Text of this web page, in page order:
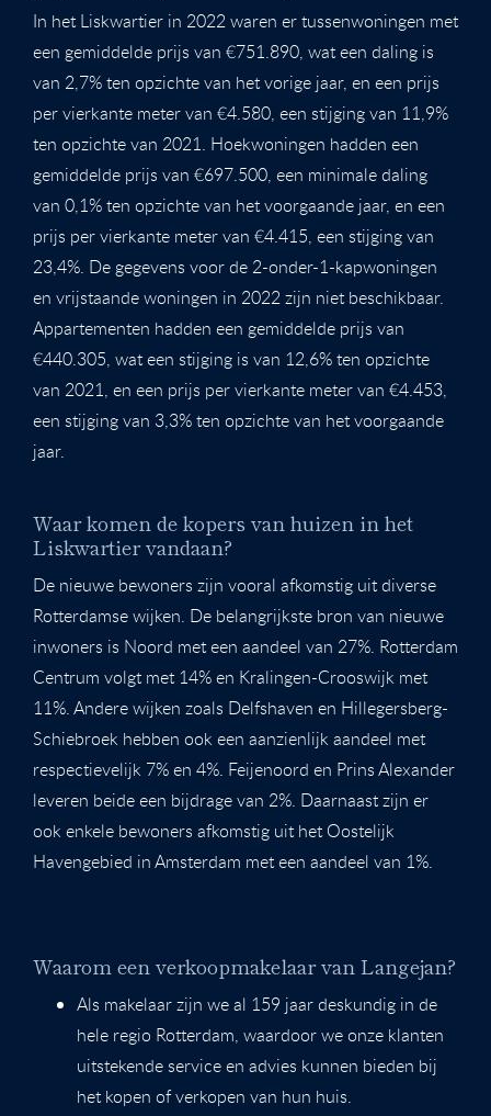
In het Liskwartier in 2022 waren er tussenwoningen met
een gemiddelde prijs van €751.890, wat een daling is
van 2,7% ten opzichte van het vorige jaar, en een prijs
per vierkante meter van €4.580, een stijging van 11,9%
ten opzichte van 2021. Hoekwoningen hadden een
gemiddelde prijs van €697.500, een minimale daling
van 0,1% ten opzichte van het voorgaande jaar, en een
prijs per vierkante meter van €4.415, een stijging van
23,4%. De gegevens voor de 2-onder-1-kapwoningen
en vrijstaande woningen in 2022 zijn niet beschikbaar.
Appartementen hadden een gemiddelde prijs van
€440.305, wat een stijging is van 12,6% ten opzichte
van 2021, en een prijs per vierkante meter van €4.453,
een stijging van 3,3% ten opzichte van het voorgaande
jaar.
Waar komen de kopers van huizen in het
Liskwartier vandaan?
De nieuwe bewoners zijn vooral afkomstig uit diverse
Rotterdamse wijken. De belangrijkste bron van nieuwe
inwoners is Noord met een aandeel van 27%. Rotterdam
Centrum volgt met 14% en Kralingen-Crooswijk met
11%. Andere wijken zoals Delfshaven en Hillegersberg-
Schiebroek hebben ook een aanzienlijk aandeel met
respectievelijk 7% en 4%. Feijenoord en Prins Alexander
leveren beide een bijdrage van 2%. Daarnaast zijn er
ook enkele bewoners afkomstig uit het Oostelijk
Havengebied in Amsterdam met een aandeel van 1%.
Waarom een verkoopmakelaar van Langejan?
Als makelaar zijn we al 159 jaar deskundig in de
hele regio Rotterdam, waardoor we onze klanten
uitstekende service en advies kunnen bieden bij
het kopen of verkopen van hun huis.